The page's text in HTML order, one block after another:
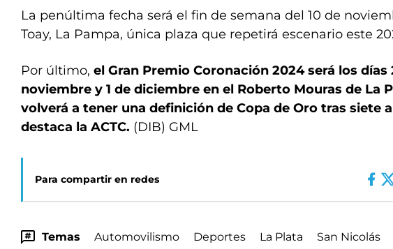
La penúltima fecha será el fin de semana del 10 de
Toay, La Pampa, única plaza que repetirá escenario este
Por último, el Gran Premio Coronación 2024 será los días
noviembre y 1 de diciembre en el Roberto Mouras de La
volverá a tener una definición de Copa de Oro tras siete
destaca la ACTC. (DIB) GML
Para compartir en redes
Temas Automovilismo Deportes La Plata San Nicolás